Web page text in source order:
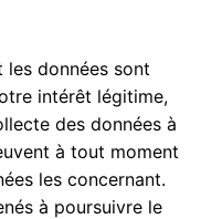
les données sont
intérêt légitime,
des données à
à tout moment
les concernant.
à poursuivre le